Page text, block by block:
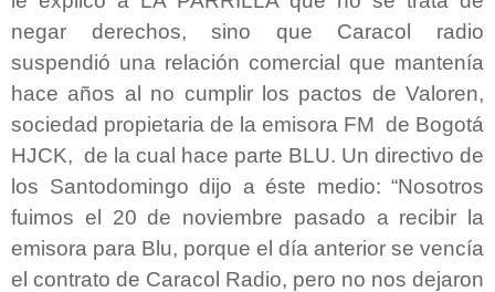
negar derechos, sino que Caracol radio
suspendió una relación comercial que mantenía
hace años al no cumplir los pactos de Valoren,
sociedad propietaria de la emisora FM de Bogotá
HJCK, de la cual hace parte BLU. Un directivo de
los Santodomingo dijo a éste medio: “Nosotros
fuimos el 20 de noviembre pasado a recibir la
emisora para Blu, porque el día anterior se vencía
el contrato de Caracol Radio, pero no nos dejaron